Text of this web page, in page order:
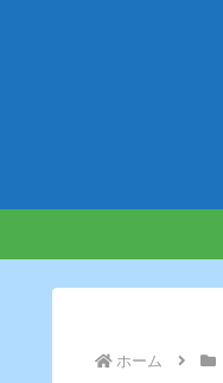
ホーム